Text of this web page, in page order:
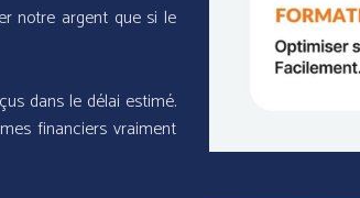
notre argent que si le
dans le délai estimé.
financiers vraiment